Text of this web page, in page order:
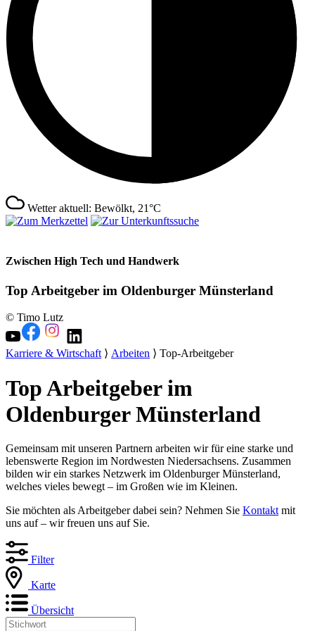
Wetter aktuell: Bewölkt, 21°C
Zwischen High Tech und Handwerk
Top Arbeitgeber im Oldenburger Münsterland
© Timo Lutz
Karriere & Wirtschaft⟩ Arbeiten ⟩ Top-Arbeitgeber
Top Arbeitgeber im
Oldenburger Münsterland
Gemeinsam mit unseren Partnern arbeiten wir für eine starke und
lebenswerte Region im Nordwesten Niedersachsens. Zusammen
bilden wir ein starkes Netzwerk im Oldenburger Münsterland,
welches vieles bewegt – im Großen wie im Kleinen.
Sie möchten als Arbeitgeber dabei sein? Nehmen Sie Kontakt mit
uns auf – wir freuen uns auf Sie.
Filter
Karte
Übersicht